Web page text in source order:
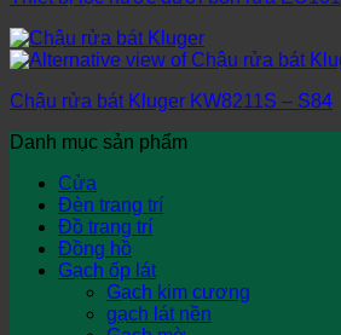
Chậu rửa bát Kluger KW8211S – S84
Danh mục sản phẩm
Cửa
Đèn trang trí
Đồ trang trí
Đồng hồ
Gạch ốp lát
Gạch kim cương
gạch lát nền